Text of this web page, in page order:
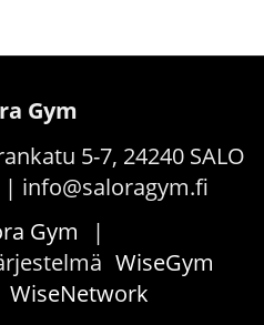
Gym
5-7, 24240 SALO
| info@saloragym.fi
Gym
|
WiseGym
WiseNetwork